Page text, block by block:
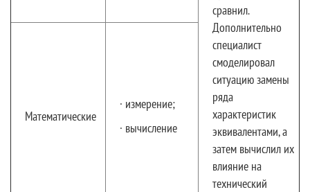
сравнил.
Дополнительно
специалист
смоделировал
ситуацию замены
ряда
характеристик
эквивалентами, а
затем вычислил их
влияние на
технический
Математические
· измерение;
· вычисление